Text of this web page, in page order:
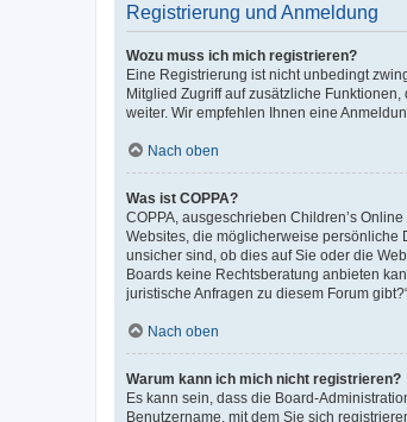
Registrierung und Anmeldung
Wozu muss ich mich registrieren?
Eine Registrierung ist nicht unbedingt
Mitglied Zugriff auf zusätzliche
weiter. Wir empfehlen Ihnen eine
Nach oben
Was ist COPPA?
COPPA, ausgeschrieben Children’s
Websites, die möglicherweise persönliche
unsicher sind, ob dies auf Sie oder die
Boards keine Rechtsberatung anbieten
juristische Anfragen zu diesem Forum
Nach oben
Warum kann ich mich nicht registrieren?
Es kann sein, dass die Board-
Benutzername, mit dem Sie sich